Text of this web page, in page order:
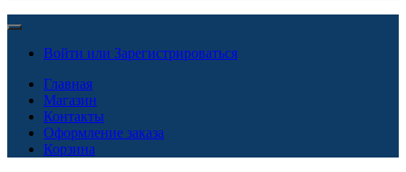
Войти или Зарегистрироваться
Главная
Магазин
Контакты
Оформление заказа
Корзина